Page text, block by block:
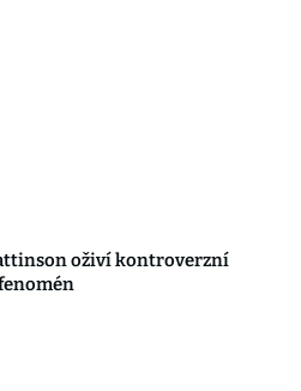
oživí kontroverzní